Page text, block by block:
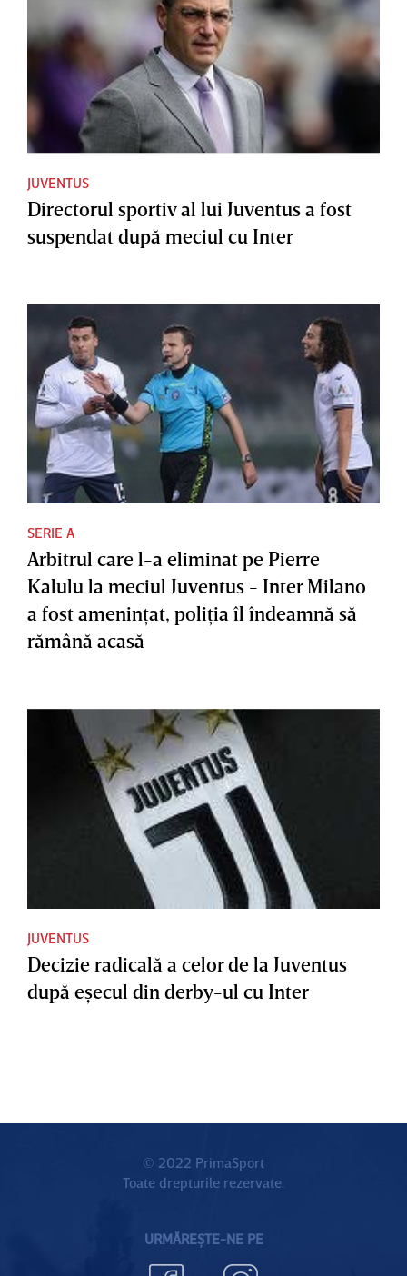
JUVENTUS
Directorul sportiv al lui Juventus a fost
suspendat după meciul cu Inter
SERIE A
Arbitrul care l-a eliminat pe Pierre
Kalulu la meciul Juventus - Inter Milano
a fost ameninţat, poliţia îl îndeamnă să
rămână acasă
JUVENTUS
Decizie radicală a celor de la Juventus
după eşecul din derby-ul cu Inter
© 2022 PrimaSport
Toate drepturile rezervate.
URMĂREȘTE-NE PE